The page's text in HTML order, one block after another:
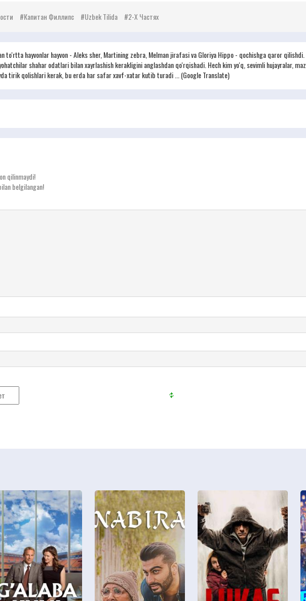
Капитан Филлипс Uzbek Tilida 2-Х Частях
to'rtta hayvonlar hayvon - Aleks sher, Martining zebra, Melman jirafasi va Gloriya Hippo - qochishga qaror
shahar odatlari bilan xayrlashish kerakligini anglashdan qo'rqishadi. Hech kim yo'q, sevimli hujayralar,
tirik qolishlari kerak, bu erda har safar xavf-xatar kutib turadi ... (Google Translate)
qilinmaydi!
belgilangan!